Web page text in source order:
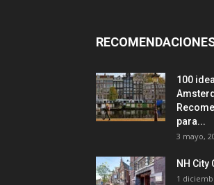
100
para...
3 mayo,
NH
1